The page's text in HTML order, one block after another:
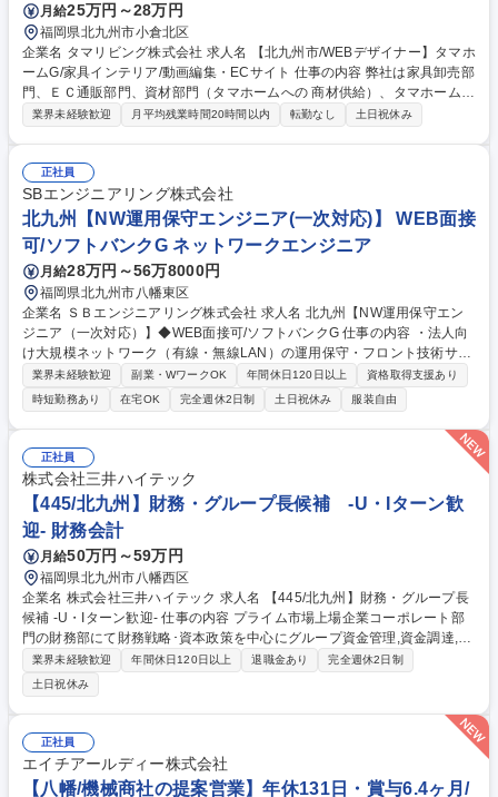
月給25万円～28万円
福岡県北九州市小倉北区
企業名 タマリビング株式会社 求人名 【北九州市/WEBデザイナー】タマホ
ームG/家具インテリア/動画編集・ECサイト 仕事の内容 弊社は家具卸売部
門、ＥＣ通販部門、資材部門（タマホームへの 商材供給）、タマホーム施
主様に対する販売部門から成ります。 今回募集の仕事内容としては、ＥＣ
事務作業、 及びお客様への電話・メール対応もあります。 ＥＣマーケテ
ィングをやってみたい、という方も歓迎いたします。 募集職種 【北九州
市/WEBデザイナー】タマホームG/家具インテリア/動画編集・ECサイト
業界未経験歓迎 月平均残業時間20時間以内 転勤なし 土日祝休み
正社員
SBエンジニアリング株式会社
北九州【NW運用保守エンジニア(一次対応)】 WEB面接
可/ソフトバンクG ネットワークエンジニア
月給28万円～56万8000円
福岡県北九州市八幡東区
企業名 ＳＢエンジニアリング株式会社 求人名 北九州【NW運用保守エン
ジニア（一次対応）】◆WEB面接可/ソフトバンクG 仕事の内容 ・法人向
け大規模ネットワーク（有線・無線LAN）の運用保守・フロント技術サポ
ート。顧客からの問い合わせ対応や障害発生時の一次切り分け、ログ取
得、影響範囲調査、高度技術部門へのエスカレーションを担当。 【具体的
には】■障害受付、初動対応、Cisco・Aruba等を用いたNW機器の一次調
査■ベンダーや協力会社との調整対応、高度技術対応部門への情報整理・
連携■対応品質向上に向けた業務改善、ナレッジの蓄積 【仕事の魅力】問
い合わせ受付だけでなく、障害対応の起点としてログ取得や切り分けを行
うため、NWの基礎から実践スキルまで幅広く習得可能。将来は設計構築
への道も開けます。 募集職種 北九州【NW運用保守エンジニア（一次対
応）】◆WEB面接可/ソフトバンクG
業界未経験歓迎 副業・WワークOK 年間休日120日以上
資格取得支援あり
時短勤務あり
在宅OK 完全週休2日制 土日祝休み 服装自由
正社員
株式会社三井ハイテック
【445/北九州】財務・グループ長候補 -U・Iターン歓
迎- 財務会計
月給50万円～59万円
福岡県北九州市八幡西区
企業名 株式会社三井ハイテック 求人名 【445/北九州】財務・グループ長
候補 -U・Iターン歓迎- 仕事の内容 プライム市場上場企業コーポレート部
門の財務部にて財務戦略･資本政策を中心にグループ資金管理,資金調達,財
務オペレーションの効率化などの推進および担当グループのマネジメント
を担っていただきます 【業務詳細】■財務グループのマネジメント業務■
財務戦略･資本政策,グループ資金管理などの企画立案,運営推進■財務オペ
レーション全般の管理■財務グループのマネジメント業務(組織運営,人材育
成,業務改善)■財務戦略:中長期財務計画の策定,最適資金調達の実行,直接金
融検討,配当方針立案■連結資金管理:グローバル資金の一元管理･高度化,為
替ヘッジ対応■財務オペレーション:日常の資金繰り,入出金等のオペレーシ
業界未経験歓迎 年間休日120日以上 退職金あり
完全週休2日制
土日祝休み
正社員
エイチアールディー株式会社
【八幡/機械商社の提案営業】年休131日・賞与6.4ヶ月/